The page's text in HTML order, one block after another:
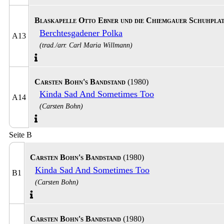
A13
Blaskapelle Otto Ebner und die Chiemgauer
Berchtesgadener Polka
(trad./arr. Carl Maria Willmann)
A14
Carsten Bohn's Bandstand (1980)
Kinda Sad And Sometimes Too
(Carsten Bohn)
Seite B
B1
Carsten Bohn's Bandstand (1980)
Kinda Sad And Sometimes Too
(Carsten Bohn)
Carsten Bohn's Bandstand (1980)